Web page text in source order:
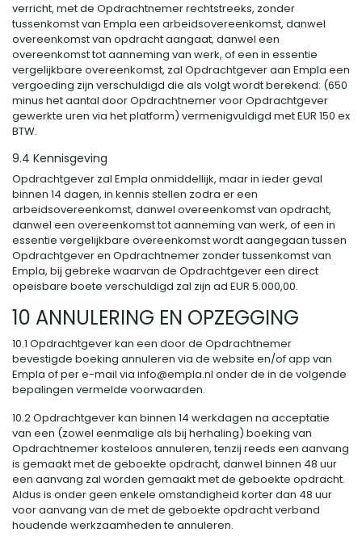
verricht, met de Opdrachtnemer rechtstreeks, zonder
tussenkomst van Empla een arbeidsovereenkomst, danwel
overeenkomst van opdracht aangaat, danwel een
overeenkomst tot aanneming van werk, of een in essentie
vergelijkbare overeenkomst, zal Opdrachtgever aan Empla een
vergoeding zijn verschuldigd die als volgt wordt berekend: (650
minus het aantal door Opdrachtnemer voor Opdrachtgever
gewerkte uren via het platform) vermenigvuldigd met EUR 150 ex
BTW.
9.4 Kennisgeving
Opdrachtgever zal Empla onmiddellijk, maar in ieder geval
binnen 14 dagen, in kennis stellen zodra er een
arbeidsovereenkomst, danwel overeenkomst van opdracht,
danwel een overeenkomst tot aanneming van werk, of een in
essentie vergelijkbare overeenkomst wordt aangegaan tussen
Opdrachtgever en Opdrachtnemer zonder tussenkomst van
Empla, bij gebreke waarvan de Opdrachtgever een direct
opeisbare boete verschuldigd zal zijn ad EUR 5.000,00.
10 ANNULERING EN OPZEGGING
10.1 Opdrachtgever kan een door de Opdrachtnemer
bevestigde boeking annuleren via de website en/of app van
Empla of per e-mail via info@empla.nl onder de in de volgende
bepalingen vermelde voorwaarden.
10.2 Opdrachtgever kan binnen 14 werkdagen na acceptatie
van een (zowel eenmalige als bij herhaling) boeking van
Opdrachtnemer kosteloos annuleren, tenzij reeds een aanvang
is gemaakt met de geboekte opdracht, danwel binnen 48 uur
een aanvang zal worden gemaakt met de geboekte opdracht.
Aldus is onder geen enkele omstandigheid korter dan 48 uur
voor aanvang van de met de geboekte opdracht verband
houdende werkzaamheden te annuleren.